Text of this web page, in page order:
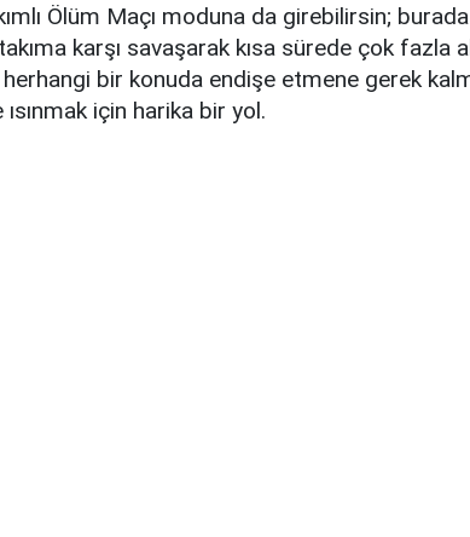
Ölüm Maçı moduna da girebilirsin;
karşı savaşarak kısa sürede çok fazla
bir konuda endişe etmene gerek
için harika bir yol.